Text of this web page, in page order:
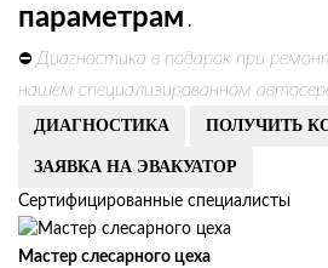
параметрам .
⛔ Диагностика в подарок при
нашем специализированном
ДИАГНОСТИКА ПОЛУЧИТЬ
ЗАЯВКА НА ЭВАКУАТОР
Сертифицированные специалисты
Мастер слесарного цеха